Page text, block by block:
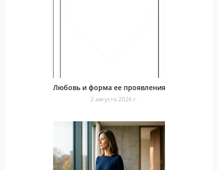
Любовь и форма ее проявления
2 августа 2026 г.